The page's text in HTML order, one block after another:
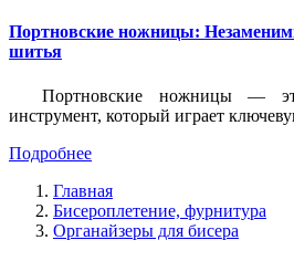
Портновские ножницы:
шитья
Портновские ножницы —
инструмент, который играет
Подробнее
Главная
Бисероплетение, фурнитура
Органайзеры для бисера